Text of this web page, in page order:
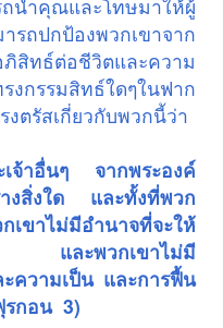
นำคุณและโทษมาให้ผู้
ปกป้องพวกเขาจาก
สิทธ์ต่อชีวิตและความ
กรรมสิทธ์ใดๆในฟาก
รัสเกี่ยวกับพวกนี้ว่า
เจ้าอื่นๆ จากพระองค์
างสิ่งใด และทั้งที่พวก
ขาไม่มีอำนาจที่จะให้
ด้ และพวกเขาไม่มี
ความเป็น และการฟื้น
น 3)